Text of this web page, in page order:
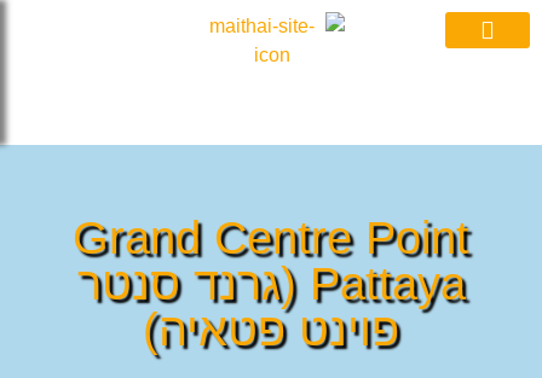
Grand Centre Point
Pattaya (גרנד סנטר
פוינט פטאיה)